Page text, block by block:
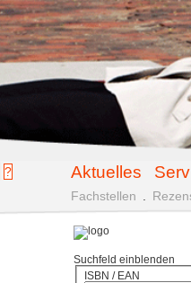
Aktuelles
Fachstellen
Suchfeld einblenden
ISBN / EAN